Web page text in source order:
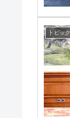
トピック